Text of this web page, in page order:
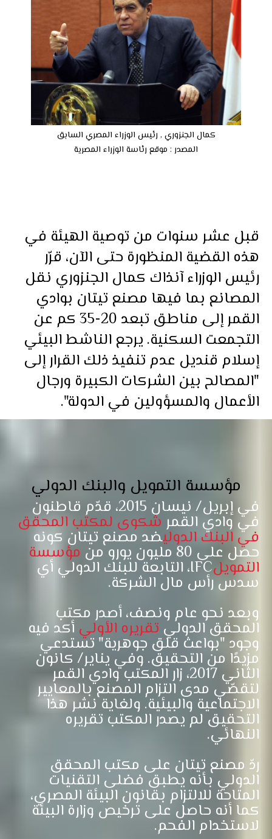
كمال الجنزوري , رئيس الوزراء المصري السابق
المصدر : موقع رئاسة الوزراء المصرية
قبل عشر سنوات من توصية الهيئة في
هذه القضية المنظورة حتى الآن، قرّر
رئيس الوزراء آنذاك كمال الجنزوري نقل
المصانع بما فيها مصنع تيتان بوادي
القمر إلى مناطق تبعد 20-35 كم عن
التجمعت السكنية. يرجع الناشط البيئي
إسلام قنديل عدم تنفيذ ذلك القرار إلى
"المصالح بين الشركات الكبيرة ورجال
الأعمال والمسؤولين في الدولة".
مؤسسة التمويل والبنك الدولي
في إبريل/ نيسان 2015، قدّم قاطنون
في وادي القمر شكوى لمكتب المحقق
في البنك الدوليضد مصنع تيتان كونه
حصل على 80 مليون يورو من مؤسسة
التمويل IFC، التابعة للبنك الدولي أي
سدس رأس مال الشركة.
وبعد نحو عام ونصف، أصدر مكتب
المحقق الدولي تقريره الأولي أكد فيه
وجود "بواعث قلق جوهرية" تستدعي
مزيدًا من التحقيق. وفي يناير/ كانون
الثاني 2017، زار المكتب وادي القمر
لتقصّي مدى التزام المصنع بالمعايير
الاجتماعية والبيئية. ولغاية نشر هذا
التحقيق لم يصدر المكتب تقريره
النهائي.
ردّ مصنع تيتان على مكتب المحقق
الدولي بأنه يطبق فضلى التقنيات
المتاحة للالتزام بقانون البيئة المصري،
كما أنه حاصل على ترخيص وزارة البيئة
لاستخدام الفحم.